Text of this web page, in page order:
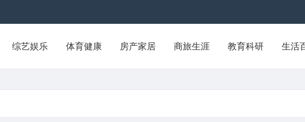
综艺娱乐 体育健康 房产家居 商旅生涯 教育科研 生活